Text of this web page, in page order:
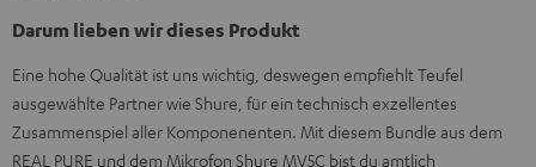
Darum lieben wir dieses Produkt
Eine hohe Qualität ist uns wichtig, deswegen empfiehlt Teufel
ausgewählte Partner wie Shure, für ein technisch exzellentes
Zusammenspiel aller Komponenenten. Mit diesem Bundle aus dem
REAL PURE und dem Mikrofon Shure MV5C bist du amtlich